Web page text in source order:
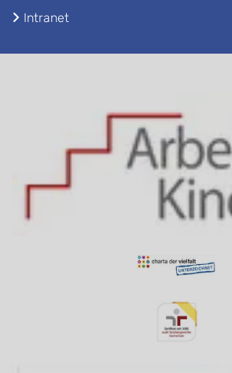
Intranet